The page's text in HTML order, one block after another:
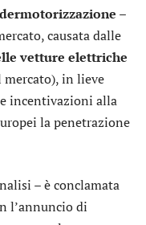
–
causata dalle
vetture elettriche
in lieve
incentivazioni alla
la penetrazione
– è conclamata
l’annuncio di